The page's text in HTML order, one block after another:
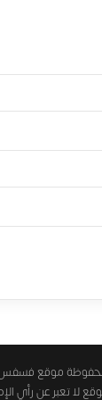
موقع فسفس ©
لا تعبر عن رأي